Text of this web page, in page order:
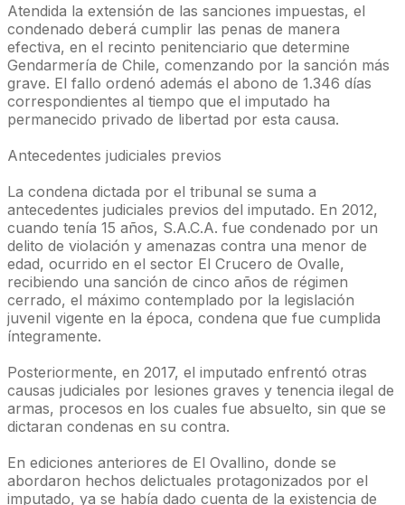
Atendida la extensión de las sanciones impuestas, el
condenado deberá cumplir las penas de manera
efectiva, en el recinto penitenciario que determine
Gendarmería de Chile, comenzando por la sanción más
grave. El fallo ordenó además el abono de 1.346 días
correspondientes al tiempo que el imputado ha
permanecido privado de libertad por esta causa.
Antecedentes judiciales previos
La condena dictada por el tribunal se suma a
antecedentes judiciales previos del imputado. En 2012,
cuando tenía 15 años, S.A.C.A. fue condenado por un
delito de violación y amenazas contra una menor de
edad, ocurrido en el sector El Crucero de Ovalle,
recibiendo una sanción de cinco años de régimen
cerrado, el máximo contemplado por la legislación
juvenil vigente en la época, condena que fue cumplida
íntegramente.
Posteriormente, en 2017, el imputado enfrentó otras
causas judiciales por lesiones graves y tenencia ilegal de
armas, procesos en los cuales fue absuelto, sin que se
dictaran condenas en su contra.
En ediciones anteriores de El Ovallino, donde se
abordaron hechos delictuales protagonizados por el
imputado, ya se había dado cuenta de la existencia de